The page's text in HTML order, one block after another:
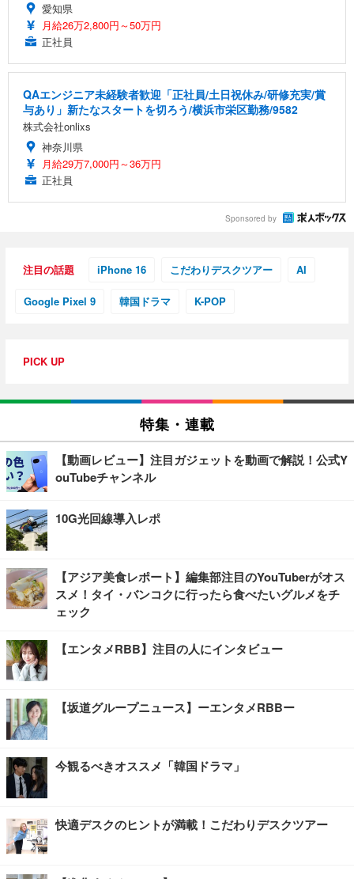
愛知県
月給26万2,800円～50万円
正社員
QAエンジニア未経験者歓迎「正社員/土日祝休み/研修充実/賞
与あり」新たなスタートを切ろう/横浜市栄区勤務/9582
株式会社onlixs
神奈川県
月給29万7,000円～36万円
正社員
Sponsored by
注目の話題 iPhone 16 こだわりデスクツアー AI
Google Pixel 9 韓国ドラマ K-POP
PICK UP
特集・連載
【動画レビュー】注目ガジェットを動画で解説！公式Y
ouTubeチャンネル
10G光回線導入レポ
【アジア美食レポート】編集部注目のYouTuberがオス
スメ！タイ・バンコクに行ったら食べたいグルメをチ
ェック
【エンタメRBB】注目の人にインタビュー
【坂道グループニュース】ーエンタメRBBー
今観るべきオススメ「韓国ドラマ」
快適デスクのヒントが満載！こだわりデスクツアー